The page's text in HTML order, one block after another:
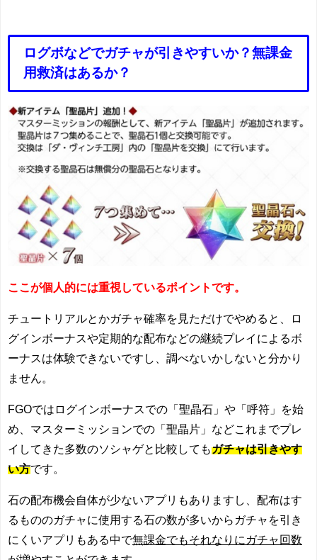
ログボなどでガチャが引きやすいか？無課金
用救済はあるか？
ここが個人的には重視しているポイントです。
チュートリアルとかガチャ確率を見ただけでやめると、ロ
グインボーナスや定期的な配布などの継続プレイによるボ
ーナスは体験できないですし、調べないかしないと分かり
ません。
FGOではログインボーナスでの「聖晶石」や「呼符」を始
め、マスターミッションでの「聖晶片」などこれまでプレ
イしてきた多数のソシャゲと比較してもガチャは引きやす
い方です。
石の配布機会自体が少ないアプリもありますし、配布はす
るもののガチャに使用する石の数が多いからガチャを引き
にくいアプリもある中で無課金でもそれなりにガチャ回数